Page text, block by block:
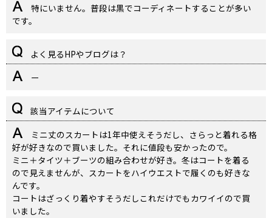
特にいません。普段は黒でコーディネートすることが多い
です。
よく見るHPやブログは？
ー
該当アイテムについて
ミニ丈のスカートは1年中使えそうだし、さらっと着れる格
好が好きなので買いました。それに値段も安かったので。
ミニ＋タイツ＋ブーツの組み合わせが好き。冬はコートを着る
ので見えませんが、スカートをハイウエストで履くのも好きな
んです。
コートはざっくり着やすそうだしこれだけでもカワイイので買
いました。